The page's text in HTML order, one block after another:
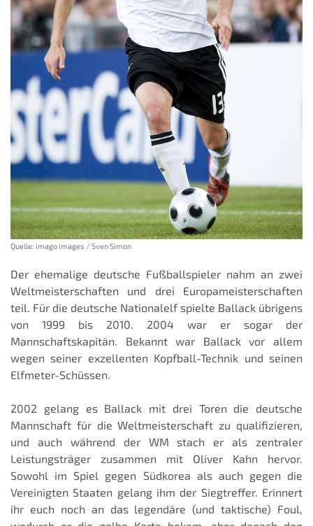
Quelle: imago images / Sven Simon
Der ehemalige deutsche Fußballspieler nahm an zwei
Weltmeisterschaften und drei Europameisterschaften
teil. Für die deutsche Nationalelf spielte Ballack übrigens
von 1999 bis 2010. 2004 war er sogar der
Mannschaftskapitän. Bekannt war Ballack vor allem
wegen seiner exzellenten Kopfball-Technik und seinen
Elfmeter-Schüssen.
2002 gelang es Ballack mit drei Toren die deutsche
Mannschaft für die Weltmeisterschaft zu qualifizieren,
und auch während der WM stach er als zentraler
Leistungsträger zusammen mit Oliver Kahn hervor.
Sowohl im Spiel gegen Südkorea als auch gegen die
Vereinigten Staaten gelang ihm der Siegtreffer. Erinnert
ihr euch noch an das legendäre (und taktische) Foul,